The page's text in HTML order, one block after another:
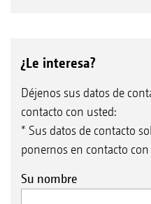
¿Le interesa?
Déjenos sus datos de
contacto con usted:
* Sus datos de contacto
ponernos en contacto
Su nombre